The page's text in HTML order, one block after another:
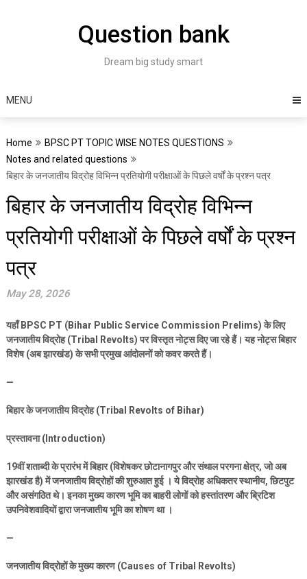
Question bank
Dream big study smart
MENU
Home
BPSC PT TOPIC WISE NOTES QUESTIONS
Notes and related questions
बिहार के जनजातीय विद्रोह विभिन्न प्रतियोगी परीक्षाओं के पिछले वर्षों के प्रश्न पत्र
बिहार के जनजातीय विद्रोह विभिन्न
प्रतियोगी परीक्षाओं के पिछले वर्षों के प्रश्न
पत्र
May 28, 2026
यहाँ BPSC PT (Bihar Public Service Commission Prelims)के लिए
जनजातीय विद्रोह (Tribal Revolts)पर विस्तृत नोट्स दिए जा रहे हैं। यह नोट्स बिहार
विशेष (अब झारखंड) के सभी प्रमुख आंदोलनों को कवर करते हैं।
—
बिहार के जनजातीय विद्रोह (Tribal Revolts of Bihar)
प्रस्तावना (Introduction)
19वीं शताब्दी के प्रारंभ में बिहार (विशेषकर छोटानागपुर और संथाल परगना क्षेत्र,जो अब
झारखंड है) में जनजातीय विद्रोहों की शुरुआत हुई । ये विद्रोह अधिकतर स्थानीय,छिटपुट
और असंगठित थे। इनका मुख्य कारण भूमि का बाहरी लोगों को हस्तांतरण और ब्रिटिश
उपनिवेशवादियों द्वारा जनजातीय भूमि का शोषण था ।
—
जनजातीय विद्रोहों के मुख्य कारण (Causes of Tribal Revolts)